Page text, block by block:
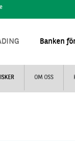
Banken
OM OSS